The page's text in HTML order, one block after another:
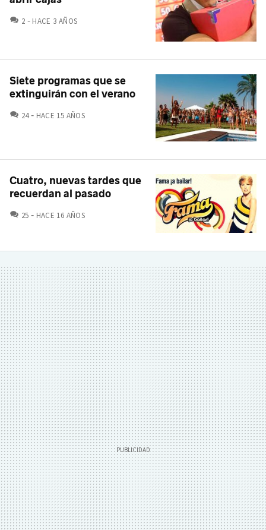
2 COMENTARIOS
HACE 3 AÑOS
Siete programas que se
extinguirán con el verano
24 COMENTARIOS
HACE 15 AÑOS
Cuatro, nuevas tardes que
recuerdan al pasado
25 COMENTARIOS
HACE 16 AÑOS